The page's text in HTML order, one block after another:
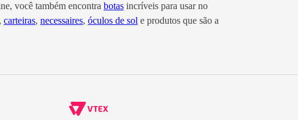
você também encontra botas incríveis para usar no
, carteiras, necessaires, óculos de sol e produtos que são a